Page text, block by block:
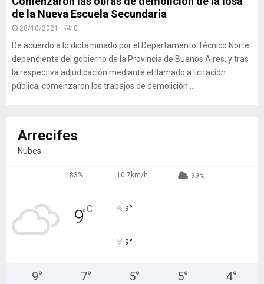
de la Nueva Escuela Secundaria
28/10/2021 0
De acuerdo a lo dictaminado por el Departamento Técnico Norte
dependiente del gobierno de la Provincia de Buenos Aires, y tras
la respectiva adjudicación mediante el llamado a licitación
pública, comenzaron los trabajos de demolición...
Arrecifes
Nubes
83% 10.7km/h 99%
9°C 9°
9°
9° 7° 5° 5° 4°